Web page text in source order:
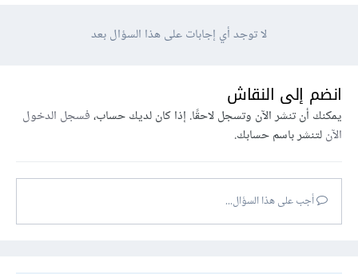
لا توجد أي إجابات على هذا السؤال بعد
انضم إلى النقاش
يمكنك أن تنشر الآن وتسجل لاحقًا. إذا كان لديك حساب،فسجل الدخول
الآنلتنشر باسم حسابك.
أجب على هذا السؤال...